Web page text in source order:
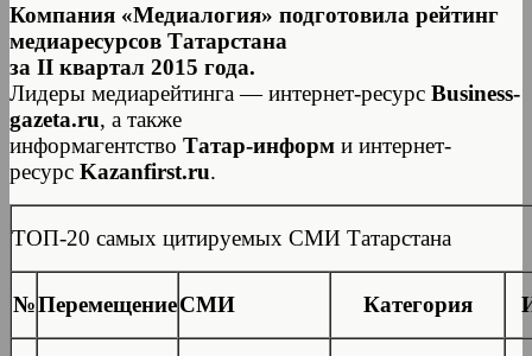
Компания «Медиалогия» подготовила рейтинг
медиаресурсов Татарстана
за II квартал 2015 года.
Лидеры медиарейтинга — интернет-ресурс Business-
gazeta.ru, а также
информагентство Татар-информ и интернет-
ресурс Kazanfirst.ru.
ТОП-20 самых цитируемых СМИ Татарстана
№ПеремещениеСМИ Категория